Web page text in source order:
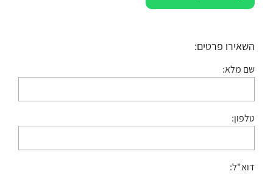
השאירו פרטים:
שם מלא:
טלפון:
דוא"ל: